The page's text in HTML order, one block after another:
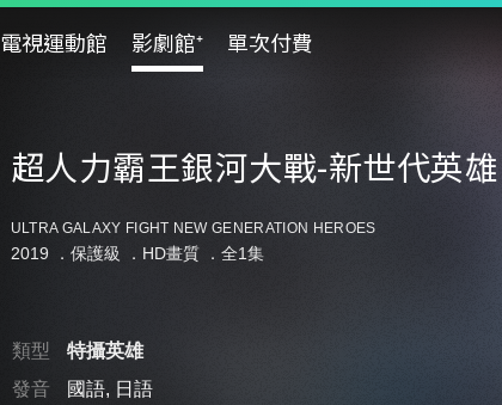
電視運動館 影劇館⁺ 單次付費
超人力霸王銀河大戰-新世代英雄
ULTRA GALAXY FIGHT NEW GENERATION HEROES
2019 ． 保護級 ．HD畫質 ．全1集
類型
特攝英雄
發音
國語, 日語